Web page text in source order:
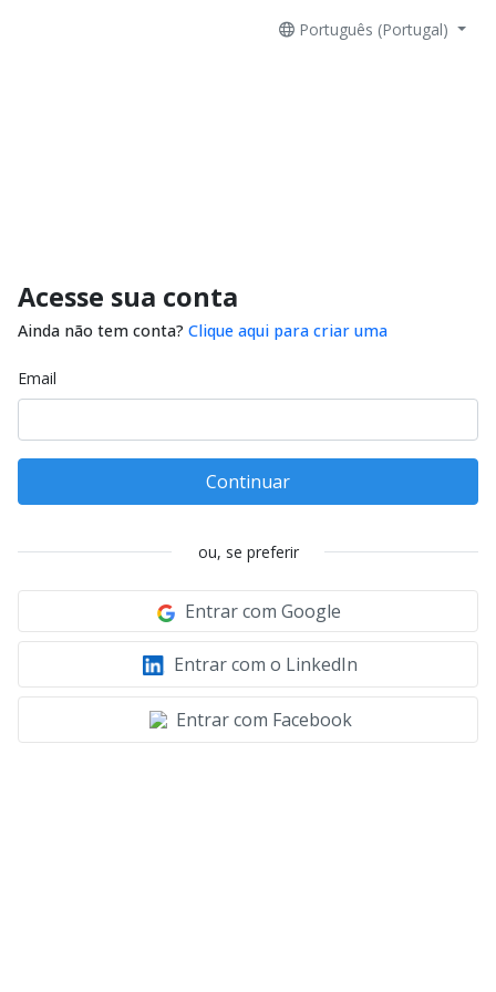
Português (Portugal)
Acesse sua conta
Ainda não tem conta? Clique aqui para criar uma
Email
Continuar
ou, se preferir
Entrar com Google
Entrar com o LinkedIn
Entrar com Facebook